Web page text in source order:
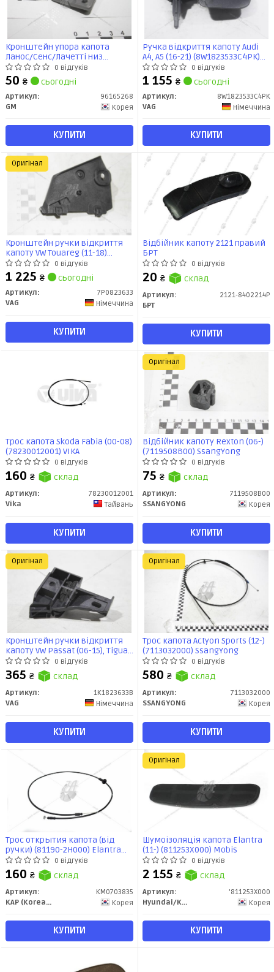
Кронштейн упора капота
Ланос/Сенс/Лачетті низ
(96165268) GM0 відгуків
50 ₴ сьогодні
Артикул:
96165268
GM
Корея
КУПИТИ
Ручка відкриття капоту Audi
A4, A5 (16-21) (8W1823533C4PK)
VAG
0 відгуків
1 155 ₴ сьогодні
Артикул:
8W1823533C4PK
VAG
Німеччина
КУПИТИ
Кронштейн ручки відкриття
капоту VW Touareg (11-18)
(7P0823633) VAG0 відгуків
1 225 ₴ сьогодні
Артикул:
7P0823633
VAG
Німеччина
КУПИТИ
Оригінал
Відбійник капоту 2121 правий
БРТ
0 відгуків
20 ₴ склад
Артикул:
2121-8402214Р
БРТ
КУПИТИ
Трос капота Skoda Fabia (00-08)
(78230012001) VIKA
0 відгуків
160 ₴ склад
Артикул:
78230012001
Vika
Тайвань
КУПИТИ
Відбійник капоту Rexton (06-)
(7119508B00) SsangYong
0 відгуків
75 ₴ склад
Артикул:
7119508B00
SSANGYONG
Корея
КУПИТИ
Оригінал
Кронштейн ручки відкриття
капоту VW Passat (06-15), Tiguan
(08-18)/Audi Q3 (12-18)
(1K1823633B) VAG
0 відгуків
365 ₴ склад
Артикул:
1K1823633B
VAG
Німеччина
КУПИТИ
Оригінал
Трос капота Actyon Sports (12-)
(7113032000) SsangYong
0 відгуків
580 ₴ склад
Артикул:
7113032000
SSANGYONG
Корея
КУПИТИ
Оригінал
Трос открытия капота (від
ручки) (81190-2H000) Elantra
(06-) (KM0703835) KAP
0 відгуків
160 ₴ склад
Артикул:
KM0703835
KAP (KoreaAutoParts)
Корея
КУПИТИ
Шумоізоляція капота Elantra
(11-) (811253X000) Mobis
0 відгуків
2 155 ₴ склад
Артикул:
'811253X000
Hyundai/Kia/Mobis
Корея
КУПИТИ
Оригінал